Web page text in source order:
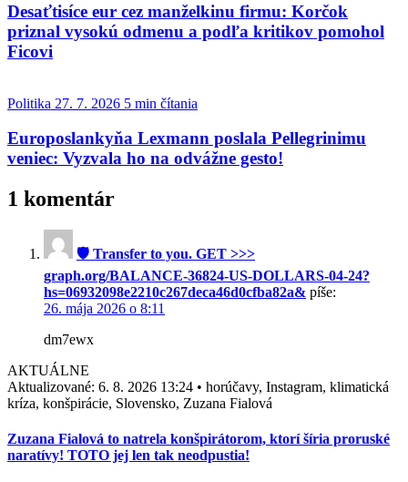
Desaťtisíce eur cez manželkinu firmu: Korčok
priznal vysokú odmenu a podľa kritikov pomohol
Ficovi
Politika 27. 7. 2026 5 min čítania
Europoslankyňa Lexmann poslala Pellegrinimu
veniec: Vyzvala ho na odvážne gesto!
1 komentár
🛡 Transfer to you. GET >>>
graph.org/BALANCE-36824-US-DOLLARS-04-24?
hs=06932098e2210c267deca46d0cfba82a& píše:
26. mája 2026 o 8:11
dm7ewx
AKTUÁLNE
Aktualizované: 6. 8. 2026 13:24 • horúčavy, Instagram, klimatická
kríza, konšpirácie, Slovensko, Zuzana Fialová
Zuzana Fialová to natrela konšpirátorom, ktorí šíria proruské
naratívy! TOTO jej len tak neodpustia!